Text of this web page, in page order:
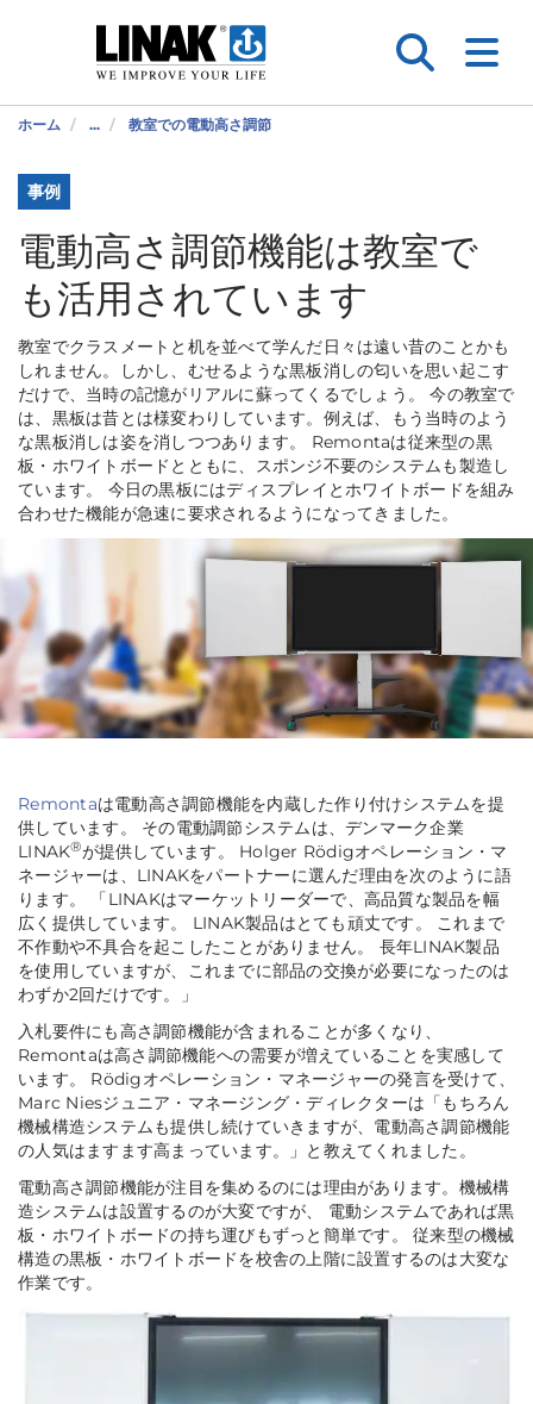
ホーム ... 教室での電動高さ調節
事例
電動高さ調節機能は教室で
も活用されています
教室でクラスメートと机を並べて学んだ日々は遠い昔のことかも
しれません。しかし、むせるような黒板消しの匂いを思い起こす
だけで、当時の記憶がリアルに蘇ってくるでしょう。 今の教室で
は、黒板は昔とは様変わりしています。例えば、もう当時のよう
な黒板消しは姿を消しつつあります。 Remontaは従来型の黒
板・ホワイトボードとともに、スポンジ不要のシステムも製造し
ています。 今日の黒板にはディスプレイとホワイトボードを組み
合わせた機能が急速に要求されるようになってきました。
Remontaは電動高さ調節機能を内蔵した作り付けシステムを提
供しています。 その電動調節システムは、デンマーク企業
LINAK®が提供しています。 Holger Rödigオペレーション・マ
ネージャーは、LINAKをパートナーに選んだ理由を次のように語
ります。 「 LINAKはマーケットリーダーで、高品質な製品を幅
広く提供しています。 LINAK製品はとても頑丈です。 これまで
不作動や不具合を起こしたことがありません。 長年LINAK製品
を使用していますが、これまでに部品の交換が必要になったのは
わずか2回だけです。
」
入札要件にも高さ調節機能が含まれることが多くなり、
Remontaは高さ調節機能への需要が増えていることを実感して
います。 Rödigオペレーション・マネージャーの発言を受けて、
Marc Niesジュニア・マネージング・ディレクターは 「もちろん
機械構造システムも提供し続けていきますが、電動高さ調節機能
の人気はますます高まっています。」 と教えてくれました。
電動高さ調節機能が注目を集めるのには理由があります。機械構
造システムは設置するのが大変ですが、 電動システムであれば黒
板・ホワイトボードの持ち運びもずっと簡単です。 従来型の機械
構造の黒板・ホワイトボードを校舎の上階に設置するのは大変な
作業です。